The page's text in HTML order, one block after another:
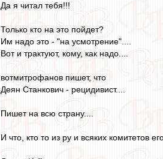
Да я читал тебя!!!
Только кто на это пойдет?
Им надо это - "на усмотрение"....
Вот и трактуют, кому, как надо....
вотмитрофанов пишет, что
Деян Станкович - рецидивист....
Пишет на всю страну....
И что, кто то из ру и всяких комитетов